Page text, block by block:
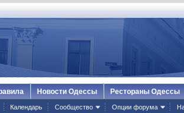
Календарь Сообщество Опции форума
Новости Одессы Рестораны Одессы